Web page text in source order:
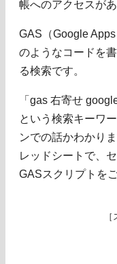
帳へのアクセスがあ
GAS（Google
のようなコードを
る検索です。
「gas 右寄せ
という検索キーワ
ンでの話かわかり
レッドシートで、
GASスクリプトを